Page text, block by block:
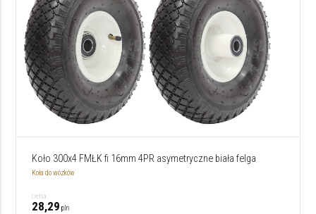
Koło 300x4 FMŁK fi 16mm 4PR asymetryczne biała felga
Koła do wózków
cena
28,29 pln